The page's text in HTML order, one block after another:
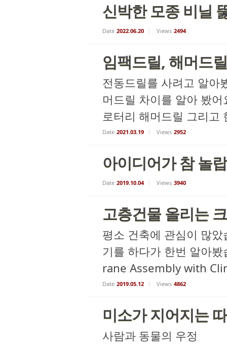
신박한 모종 비닐
Date 2022.06.20 Views 2494
임팩드릴, 해머드
전동드릴를 사려고 알아
머드릴 차이를 알아 봤
로터리 해머드릴 그리
Date 2021.03.19 Views 2952
아이디어가 참 놀
Date 2019.10.04 Views 3940
고층건물 올리는
평소 건축에 관심이 많
기를 하다가 한번 알아
rane Assembly with
Date 2019.05.12 Views 4862
미소가 지어지는
사람과 동물의 우정